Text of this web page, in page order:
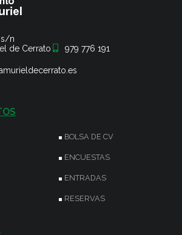
s/n
de Cerrato
979 776 191
BOLSA DE CV
ENCUESTAS
ENTRADAS
RESERVAS